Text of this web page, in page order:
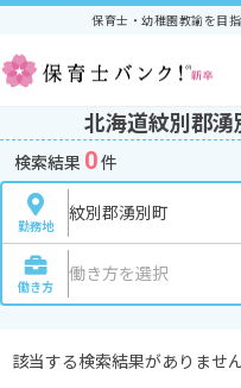
保育士・幼稚園教諭を目
北海道紋別郡
検索結果 0件
勤務地
紋別郡湧別町
働き方
働き方を選択
該当する検索結果がありませ